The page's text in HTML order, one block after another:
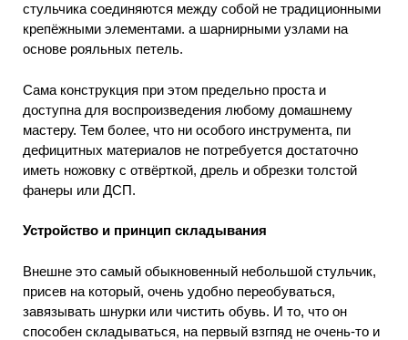
стульчика соединяются между собой не традиционными
крепёжными элементами. а шарнирными узлами на
основе рояльных петель.
Сама конструкция при этом предельно проста и
доступна для воспроизведения любому домашнему
мастеру. Тем более, что ни особого инструмента, пи
дефицитных материалов не потребуется достаточно
иметь ножовку с отвёрткой, дрель и обрезки толстой
фанеры или ДСП.
Устройство и принцип складывания
Внешне это самый обыкновенный небольшой стульчик,
присев на который, очень удобно переобуваться,
завязывать шнурки или чистить обувь. И то, что он
способен складываться, на первый взгпяд не очень-то и